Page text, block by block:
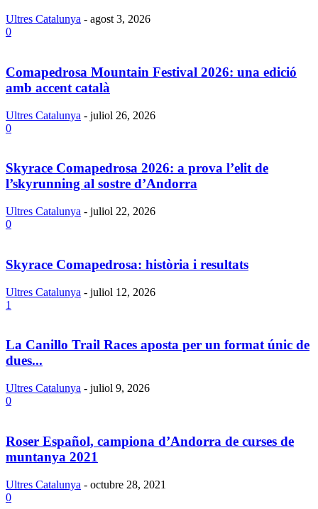
Ultres Catalunya - agost 3, 2026
0
Comapedrosa Mountain Festival 2026: una edició
amb accent català
Ultres Catalunya - juliol 26, 2026
0
Skyrace Comapedrosa 2026: a prova l’elit de
l’skyrunning al sostre d’Andorra
Ultres Catalunya - juliol 22, 2026
0
Skyrace Comapedrosa: història i resultats
Ultres Catalunya - juliol 12, 2026
1
La Canillo Trail Races aposta per un format únic de
dues...
Ultres Catalunya - juliol 9, 2026
0
Roser Español, campiona d’Andorra de curses de
muntanya 2021
Ultres Catalunya - octubre 28, 2021
0